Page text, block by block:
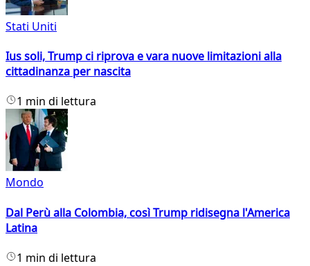
Stati Uniti
Ius soli, Trump ci riprova e vara nuove limitazioni alla
cittadinanza per nascita
1 min di lettura
Mondo
Dal Perù alla Colombia, così Trump ridisegna l'America
Latina
1 min di lettura